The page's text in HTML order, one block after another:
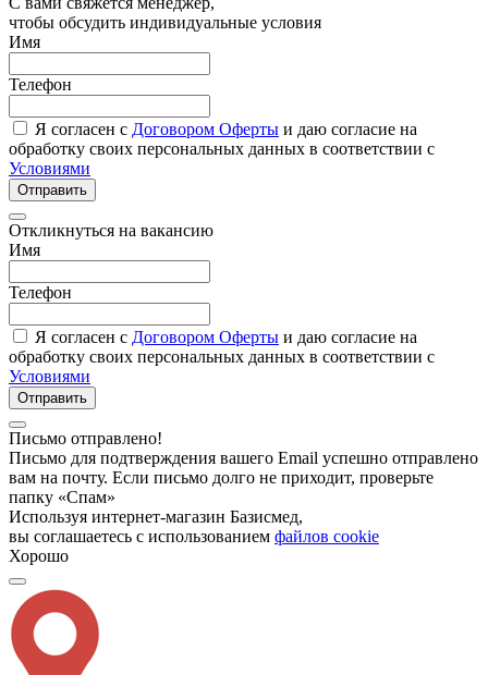
чтобы обсудить индивидуальные условия
Имя
Телефон
Я согласен с Договором Оферты и даю согласие на
обработку своих персональных данных в соответствии с
Условиями
Отправить
Откликнуться на вакансию
Имя
Телефон
Я согласен с Договором Оферты и даю согласие на
обработку своих персональных данных в соответствии с
Условиями
Отправить
Письмо отправлено!
Письмо для подтверждения вашего Email успешно отправлено
вам на почту. Если письмо долго не приходит, проверьте
папку «Спам»
Используя интернет-магазин Базисмед,
вы соглашаетесь с использованием файлов cookie
Хорошо